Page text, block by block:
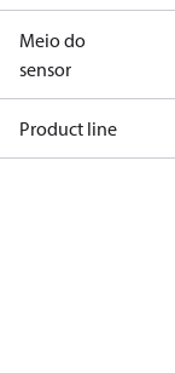
Meio do
sensor
Product line